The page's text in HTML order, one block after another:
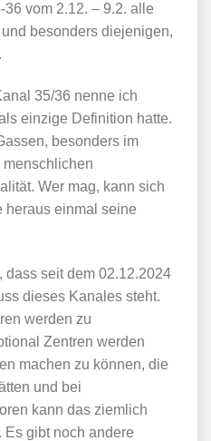
vom 2.12. – 9.2. alle
besonders diejenigen,
35/36 nenne ich
einzige Definition hatte.
besonders im
Wer mag, kann sich
heraus einmal seine
dass seit dem 02.12.2024
dieses Kanales steht.
werden zu
Zentren werden
machen zu können, die
und bei
kann das ziemlich
gibt noch andere